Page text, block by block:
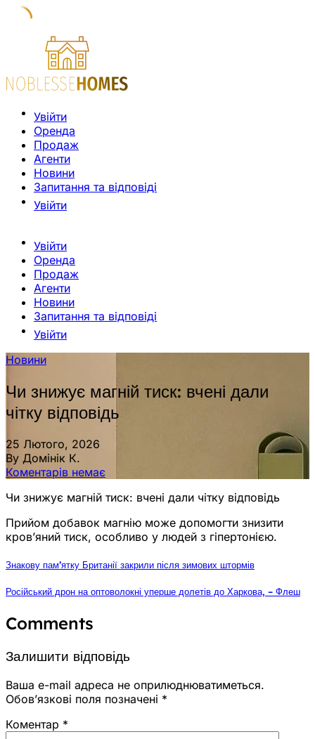
Увійти
Оренда
Продаж
Агенти
Новини
Запитання та відповіді
Увійти
Увійти
Оренда
Продаж
Агенти
Новини
Запитання та відповіді
Увійти
Новини
Чи знижує магній тиск: вчені дали
чітку відповідь
25 Лютого, 2026
By Домінік К.
Коментарів немає
Чи знижує магній тиск: вчені дали чітку відповідь
Прийом добавок магнію може допомогти знизити
кров’яний тиск, особливо у людей з гіпертонією.
Знакову пам’ятку Британії закрили після зимових штормів
Російський дрон на оптоволокні уперше долетів до Харкова, – Флеш
Comments
Залишити відповідь
Ваша e-mail адреса не оприлюднюватиметься.
Обов’язкові поля позначені *
Коментар *